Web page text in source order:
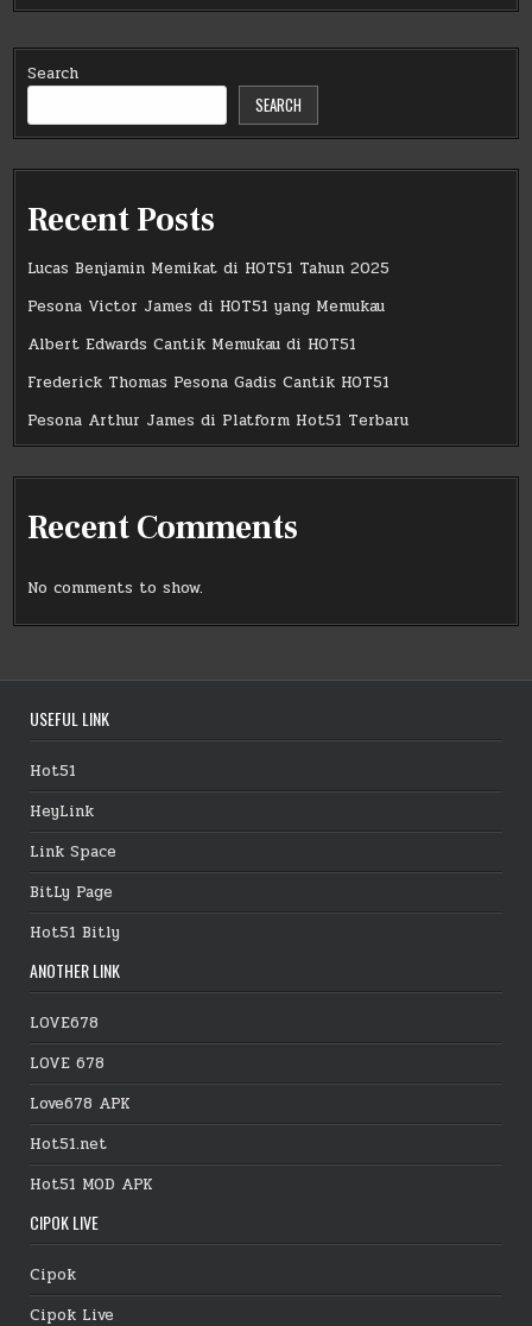
Search
SEARCH
Recent Posts
Lucas Benjamin Memikat di HOT51 Tahun 2025
Pesona Victor James di HOT51 yang Memukau
Albert Edwards Cantik Memukau di HOT51
Frederick Thomas Pesona Gadis Cantik HOT51
Pesona Arthur James di Platform Hot51 Terbaru
Recent Comments
No comments to show.
USEFUL LINK
Hot51
HeyLink
Link Space
BitLy Page
Hot51 Bitly
ANOTHER LINK
LOVE678
LOVE 678
Love678 APK
Hot51.net
Hot51 MOD APK
CIPOK LIVE
Cipok
Cipok Live